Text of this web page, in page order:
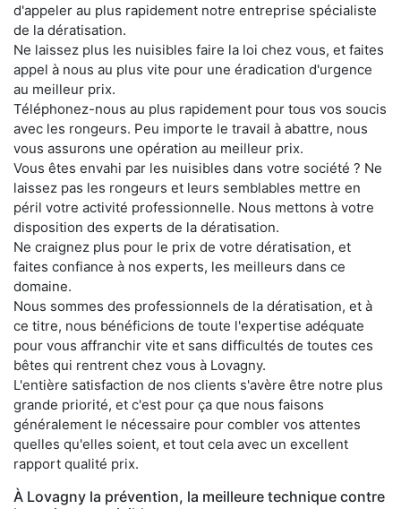
d'appeler au plus rapidement notre entreprise spécialiste
de la dératisation.
Ne laissez plus les nuisibles faire la loi chez vous, et faites
appel à nous au plus vite pour une éradication d'urgence
au meilleur prix.
Téléphonez-nous au plus rapidement pour tous vos soucis
avec les rongeurs. Peu importe le travail à abattre, nous
vous assurons une opération au meilleur prix.
Vous êtes envahi par les nuisibles dans votre société ? Ne
laissez pas les rongeurs et leurs semblables mettre en
péril votre activité professionnelle. Nous mettons à votre
disposition des experts de la dératisation.
Ne craignez plus pour le prix de votre dératisation, et
faites confiance à nos experts, les meilleurs dans ce
domaine.
Nous sommes des professionnels de la dératisation, et à
ce titre, nous bénéficions de toute l'expertise adéquate
pour vous affranchir vite et sans difficultés de toutes ces
bêtes qui rentrent chez vous à Lovagny.
L'entière satisfaction de nos clients s'avère être notre plus
grande priorité, et c'est pour ça que nous faisons
généralement le nécessaire pour combler vos attentes
quelles qu'elles soient, et tout cela avec un excellent
rapport qualité prix.
À Lovagny la prévention, la meilleure technique contre